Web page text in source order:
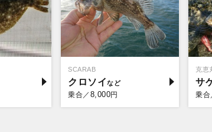
SCARAB
クロソイ
乗合／ 8,000円
克恵
サ
乗合